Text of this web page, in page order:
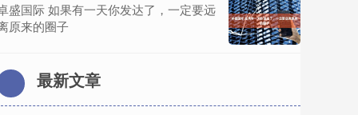
盛国际 如果有一天你发达了，一定要远
原来的圈子
最新文章